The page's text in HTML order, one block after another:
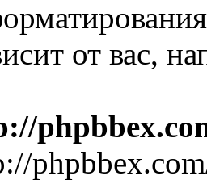
от вас,